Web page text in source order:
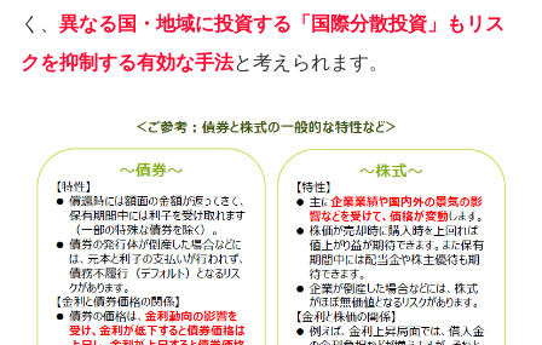
く、 異なる国・地域に投資する「国際分散投資」もリス
クを抑制する有効な⼿法と考えられます。